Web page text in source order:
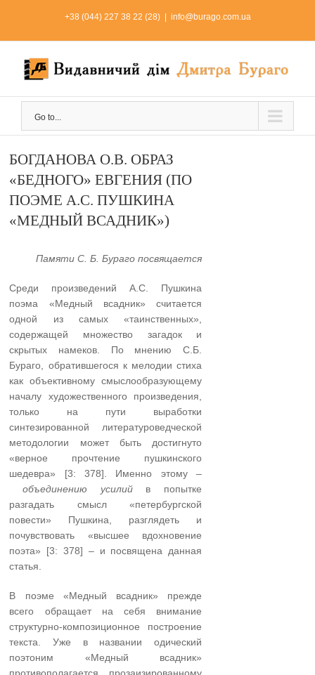
+38 (044) 227 38 22 (28) info@burago.com.ua
Go to...
БОГДАНОВА О.В. ОБРАЗ
«БЕДНОГО» ЕВГЕНИЯ (ПО
ПОЭМЕ А.С. ПУШКИНА
«МЕДНЫЙ ВСАДНИК»)
Памяти С. Б. Бураго посвящается
Среди произведений А.С. Пушкина
поэма «Медный всадник» считается
одной из самых «таинственных»,
содержащей множество загадок и
скрытых намеков. По мнению С.Б.
Бураго, обратившегося к мелодии стиха
как объективному смыслообразующему
началу художественного произведения,
только на пути выработки
синтезированной литературоведческой
методологии может быть достигнуто
«верное прочтение пушкинского
шедевра» [3: 378]. Именно этому –
объединению усилийв попытке
разгадать смысл «петербургской
повести» Пушкина, разглядеть и
почувствовать «высшее вдохновение
поэта» [3: 378] – и посвящена данная
статья.
В поэме «Медный всадник» прежде
всего обращает на себя внимание
структурно-композиционное построение
текста. Уже в названии одический
поэтоним «Медный всадник»
противополагается прозаизированному